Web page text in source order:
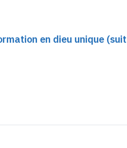
en dieu unique